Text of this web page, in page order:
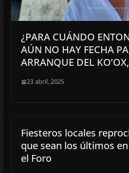
¿PARA CUÁNDO
AÚN NO HAY FECHA
ARRANQUE DEL
23 abril, 2025
Fiesteros locales
que sean los últimos
el Foro